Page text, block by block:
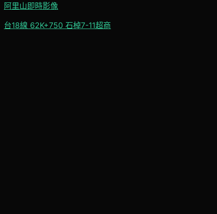
阿里山即時影像
台18線 62K+750 石棹7-11超商